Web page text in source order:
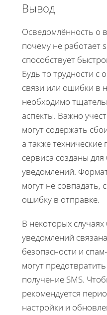
Вывод
Осведомлённость о
почему не работает
способствует
Будь то трудности
связи или ошибки в
необходимо
аспекты. Важно
могут содержать
а также
сервиса созданы
уведомлений.
могут не совпадать,
ошибку в отправке.
В некоторых
уведомлений
безопасности и
могут
получение SMS.
рекомендуется
настройки и